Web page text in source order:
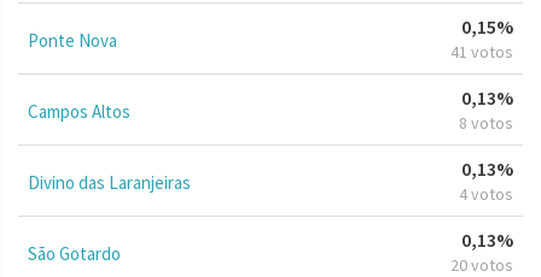
Ponte Nova
0,15%
41 votos
Campos Altos
0,13%
8 votos
Divino das Laranjeiras
0,13%
4 votos
São Gotardo
0,13%
20 votos